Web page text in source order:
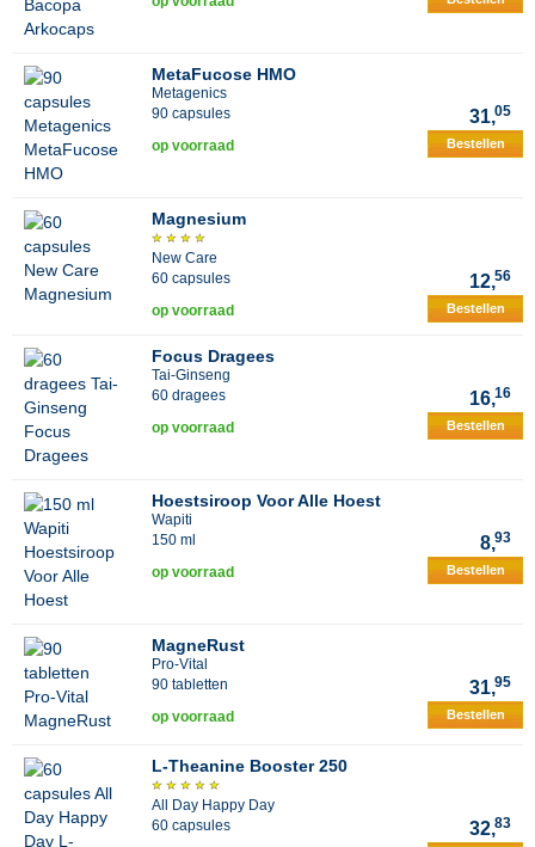
MetaFucose HMO
Metagenics
90 capsules
31,05
op voorraad Bestellen
Magnesium
New Care
60 capsules
12,56
op voorraad Bestellen
Focus Dragees
Tai-Ginseng
60 dragees
16,16
op voorraad Bestellen
Hoestsiroop Voor Alle Hoest
Wapiti
150 ml
8,93
op voorraad Bestellen
MagneRust
Pro-Vital
90 tabletten
31,95
op voorraad Bestellen
L-Theanine Booster 250
All Day Happy Day
60 capsules
32,83